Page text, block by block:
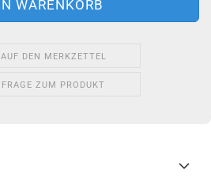
AUF DEN MERKZETTEL
FRAGE ZUM PRODUKT